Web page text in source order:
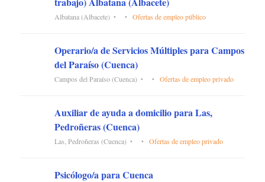
Albatana (Albacete) Ofertas de empleo público
Operario/a de Servicios Múltiples para Campos
del Paraíso (Cuenca)
Campos del Paraíso (Cuenca) Ofertas de empleo privado
Auxiliar de ayuda a domicilio para Las,
Pedroñeras (Cuenca)
Las, Pedroñeras (Cuenca) Ofertas de empleo privado
Psicólogo/a para Cuenca